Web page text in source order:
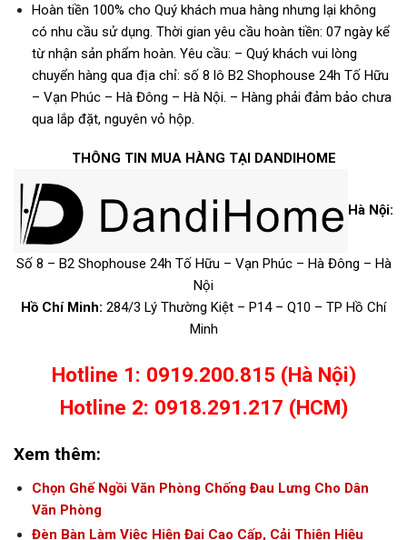
Hoàn tiền 100% cho Quý khách mua hàng nhưng lại không
có nhu cầu sử dụng. Thời gian yêu cầu hoàn tiền: 07 ngày kể
từ nhận sản phẩm hoàn. Yêu cầu: – Quý khách vui lòng
chuyển hàng qua địa chỉ: số 8 lô B2 Shophouse 24h Tố Hữu
– Vạn Phúc – Hà Đông – Hà Nội. – Hàng phải đảm bảo chưa
qua lắp đặt, nguyên vỏ hộp.
THÔNG TIN MUA HÀNG TẠI DANDIHOME
Hà Nội:
Số 8 – B2 Shophouse 24h Tố Hữu – Vạn Phúc – Hà Đông – Hà
Nội
Hồ Chí Minh: 284/3 Lý Thường Kiệt – P14 – Q10 – TP Hồ Chí
Minh
Hotline 1: 0919.200.815 (Hà Nội)
Hotline 2: 0918.291.217 (HCM)
Xem thêm:
Chọn Ghế Ngồi Văn Phòng Chống Đau Lưng Cho Dân
Văn Phòng
Đèn Bàn Làm Việc Hiện Đại Cao Cấp, Cải Thiện Hiệu